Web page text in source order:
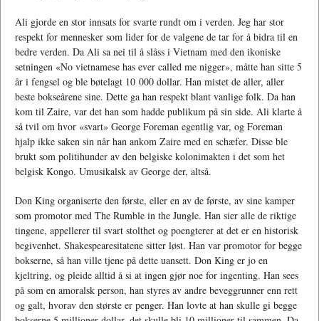
Ali gjorde en stor innsats for svarte rundt om i verden. Jeg har stor
respekt for mennesker som lider for de valgene de tar for å bidra til en
bedre verden. Da Ali sa nei til å slåss i Vietnam med den ikoniske
setningen «No vietnamese has ever called me nigger», måtte han sitte 5
år i fengsel og ble bøtelagt 10 000 dollar. Han mistet de aller, aller
beste bokseårene sine. Dette ga han respekt blant vanlige folk. Da han
kom til Zaire, var det han som hadde publikum på sin side. Ali klarte å
så tvil om hvor «svart» George Foreman egentlig var, og Foreman
hjalp ikke saken sin når han ankom Zaire med en schæfer. Disse ble
brukt som politihunder av den belgiske kolonimakten i det som het
belgisk Kongo. Umusikalsk av George der, altså.
Don King organiserte den første, eller en av de første, av sine kamper
som promotor med The Rumble in the Jungle. Han sier alle de riktige
tingene, appellerer til svart stolthet og poengterer at det er en historisk
begivenhet. Shakespearesitatene sitter løst. Han var promotor for begge
bokserne, så han ville tjene på dette uansett. Don King er jo en
kjeltring, og pleide alltid å si at ingen gjør noe for ingenting. Han sees
på som en amoralsk person, han styres av andre beveggrunner enn rett
og galt, hvorav den største er penger. Han lovte at han skulle gi begge